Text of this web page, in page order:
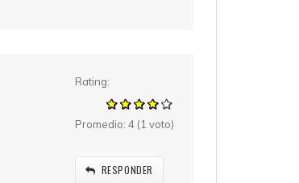
Rating:
Promedio: 4 (1 voto)
RESPONDER